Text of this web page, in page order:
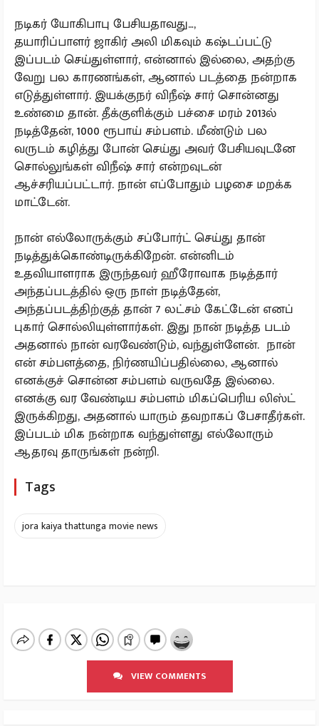
நடிகர் யோகிபாபு பேசியதாவது…,
தயாரிப்பாளர் ஜாகிர் அலி மிகவும் கஷ்டப்பட்டு
இப்படம் செய்துள்ளார், என்னால் இல்லை, அதற்கு
வேறு பல காரணங்கள், ஆனால் படத்தை நன்றாக
எடுத்துள்ளார். இயக்குநர் விநீஷ் சார் சொன்னது
உண்மை தான். தீக்குளிக்கும் பச்சை மரம் 2013ல்
நடித்தேன், 1000 ரூபாய் சம்பளம். மீண்டும் பல
வருடம் கழித்து போன் செய்து அவர் பேசியவுடனே
சொல்லுங்கள் விநீஷ் சார் என்றவுடன்
ஆச்சரியப்பட்டார். நான் எப்போதும் பழசை மறக்க
மாட்டேன்.
நான் எல்லோருக்கும் சப்போர்ட் செய்து தான்
நடித்துக்கொண்டிருக்கிறேன். என்னிடம்
உதவியாளராக இருந்தவர் ஹீரோவாக நடித்தார்
அந்தப்படத்தில் ஒரு நாள் நடித்தேன்,
அந்தப்படத்திற்குத் தான் 7 லட்சம் கேட்டேன் எனப்
புகார் சொல்லியுள்ளார்கள். இது நான் நடித்த படம்
அதனால் நான் வரவேண்டும், வந்துள்ளேன். நான்
என் சம்பளத்தை, நிர்ணயிப்பதில்லை, ஆனால்
எனக்குச் சொன்ன சம்பளம் வருவதே இல்லை.
எனக்கு வர வேண்டிய சம்பளம் மிகப்பெரிய லிஸ்ட்
இருக்கிறது, அதனால் யாரும் தவறாகப் பேசாதீர்கள்.
இப்படம் மிக நன்றாக வந்துள்ளது எல்லோரும்
ஆதரவு தாருங்கள் நன்றி.
Tags
jora kaiya thattunga movie news
VIEW COMMENTS